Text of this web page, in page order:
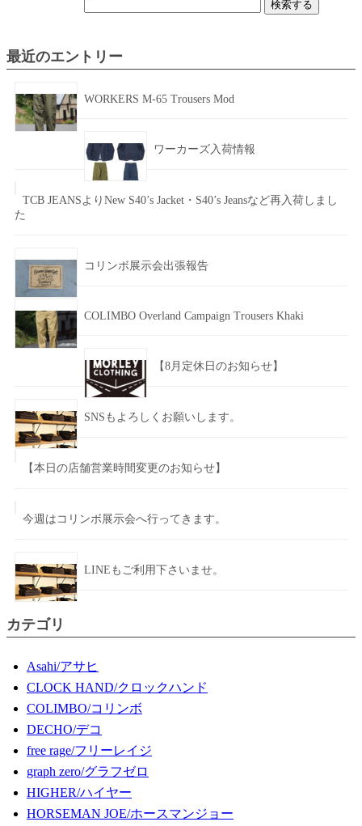
最近のエントリー
WORKERS M-65 Trousers Mod
ワーカーズ入荷情報
TCB JEANSよりNew S40’s Jacket・S40’s Jeansなど再入荷しまし
た
コリンボ展示会出張報告
COLIMBO Overland Campaign Trousers Khaki
【8月定休日のお知らせ】
SNSもよろしくお願いします。
【本日の店舗営業時間変更のお知らせ】
今週はコリンボ展示会へ行ってきます。
LINEもご利用下さいませ。
カテゴリ
Asahi/アサヒ
CLOCK HAND/クロックハンド
COLIMBO/コリンボ
DECHO/デコ
free rage/フリーレイジ
graph zero/グラフゼロ
HIGHER/ハイヤー
HORSEMAN JOE/ホースマンジョー